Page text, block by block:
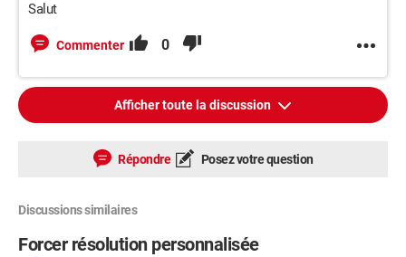
Salut
Commenter 0
Afficher toute la discussion
Répondre Posez votre question
Discussions similaires
Forcer résolution personnalisée